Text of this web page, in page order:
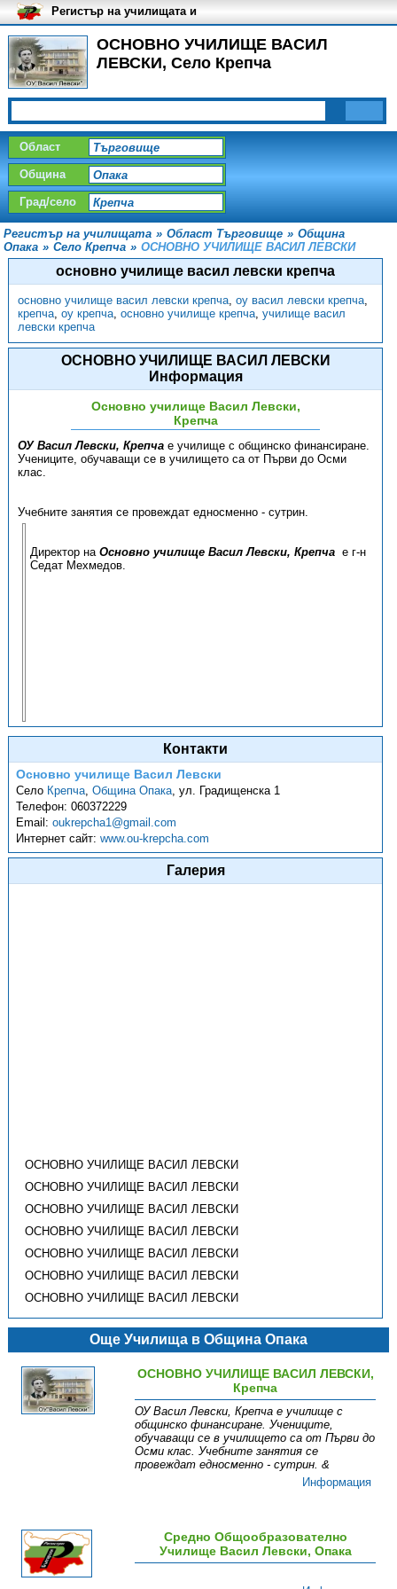
ОСНОВНО УЧИЛИЩЕ ВАСИЛ
ЛЕВСКИ, Село Крепча
Регистър на училищата и
университетите в България
Област
Община
Град/село
Регистър на училищата » Област Търговище » Община
Опака » Село Крепча » ОСНОВНО УЧИЛИЩЕ ВАСИЛ ЛЕВСКИ
основно училище васил левски крепча
основно училище васил левски крепча, оу васил левски крепча,
крепча, оу крепча, основно училище крепча, училище васил
левски крепча
ОСНОВНО УЧИЛИЩЕ ВАСИЛ ЛЕВСКИ
Информация
Основно училище Васил Левски,
Крепча
ОУ Васил Левски, Крепча е училище с общинско финансиране.
Учениците, обучаващи се в училището са от Първи до Осми
клас.
Учебните занятия се провеждат едносменно - сутрин.
Директор на Основно училище Васил Левски, Крепчае г-н
Седат Мехмедов.
Контакти
Основно училище Васил Левски
Село Крепча,Община Опака,ул. Градищенска 1
Телефон:060372229
Email:oukrepcha1@gmail.com
Интернет сайт:www.ou-krepcha.com
Галерия
ОСНОВНО УЧИЛИЩЕ ВАСИЛ ЛЕВСКИ
ОСНОВНО УЧИЛИЩЕ ВАСИЛ ЛЕВСКИ
ОСНОВНО УЧИЛИЩЕ ВАСИЛ ЛЕВСКИ
ОСНОВНО УЧИЛИЩЕ ВАСИЛ ЛЕВСКИ
ОСНОВНО УЧИЛИЩЕ ВАСИЛ ЛЕВСКИ
ОСНОВНО УЧИЛИЩЕ ВАСИЛ ЛЕВСКИ
ОСНОВНО УЧИЛИЩЕ ВАСИЛ ЛЕВСКИ
Още Училища в Община Опака
ОСНОВНО УЧИЛИЩЕ ВАСИЛ ЛЕВСКИ,
Крепча
ОУ Васил Левски, Крепча е училище с
общинско финансиране. Учениците,
обучаващи се в училището са от Първи до
Осми клас. Учебните занятия се
провеждат едносменно - сутрин. &
Информация
Средно Общообразователно
Училище Васил Левски, Опака